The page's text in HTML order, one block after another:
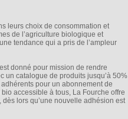
leurs choix de consommation et
de l’agriculture biologique et
tendance qui a pris de l’ampleur
donné pour mission de rendre
un catalogue de produits jusqu’à 50%
pour un abonnement de
accessible à tous, La Fourche offre
lors qu’une nouvelle adhésion est